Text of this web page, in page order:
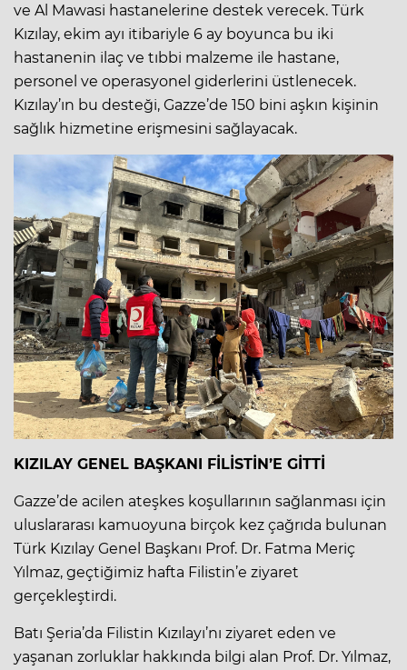
ve Al Mawasi hastanelerine destek verecek. Türk
Kızılay, ekim ayı itibariyle 6 ay boyunca bu iki
hastanenin ilaç ve tıbbi malzeme ile hastane,
personel ve operasyonel giderlerini üstlenecek.
Kızılay’ın bu desteği, Gazze’de 150 bini aşkın kişinin
sağlık hizmetine erişmesini sağlayacak.
KIZILAY GENEL BAŞKANI FİLİSTİN’E GİTTİ
Gazze’de acilen ateşkes koşullarının sağlanması için
uluslararası kamuoyuna birçok kez çağrıda bulunan
Türk Kızılay Genel Başkanı Prof. Dr. Fatma Meriç
Yılmaz, geçtiğimiz hafta Filistin’e ziyaret
gerçekleştirdi.
Batı Şeria’da Filistin Kızılayı’nı ziyaret eden ve
yaşanan zorluklar hakkında bilgi alan Prof. Dr. Yılmaz,